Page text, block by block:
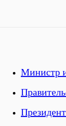
Министр